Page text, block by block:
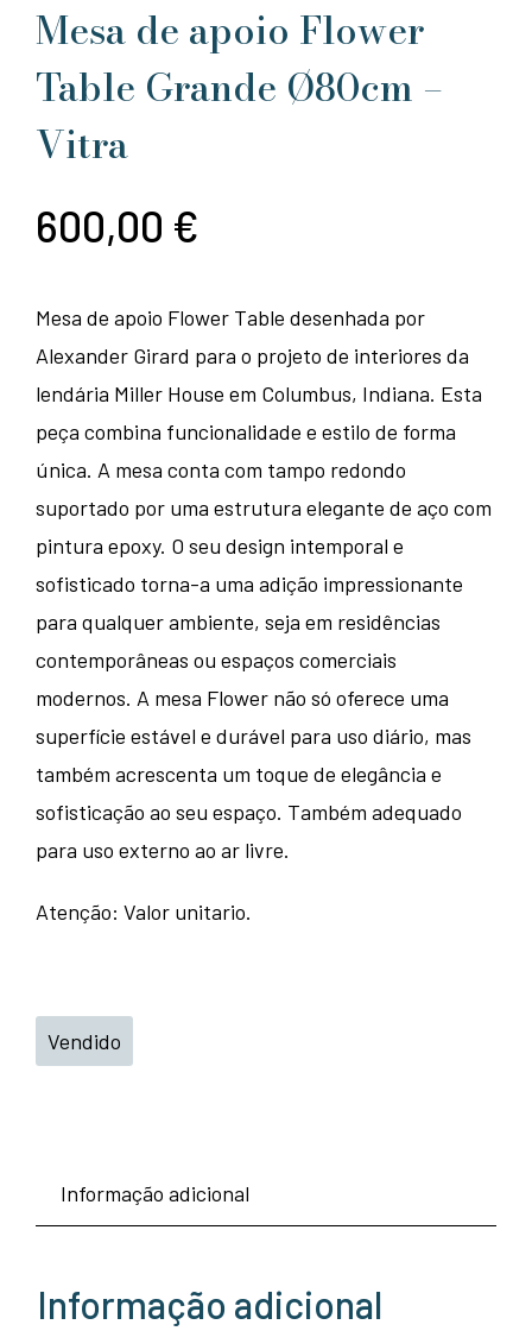
Mesa de apoio Flower
Table Grande Ø80cm –
Vitra
600,00 €
Mesa de apoio Flower Table desenhada por
Alexander Girard para o projeto de interiores da
lendária Miller House em Columbus, Indiana. Esta
peça combina funcionalidade e estilo de forma
única. A mesa conta com tampo redondo
suportado por uma estrutura elegante de aço com
pintura epoxy. O seu design intemporal e
sofisticado torna-a uma adição impressionante
para qualquer ambiente, seja em residências
contemporâneas ou espaços comerciais
modernos. A mesa Flower não só oferece uma
superfície estável e durável para uso diário, mas
também acrescenta um toque de elegância e
sofisticação ao seu espaço. Também adequado
para uso externo ao ar livre.
Atenção: Valor unitario.
Vendido
Informação adicional
Informação adicional